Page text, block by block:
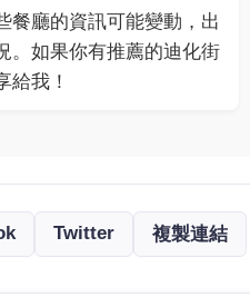
餐廳的資訊可能變動，出
。如果你有推薦的迪化街
給我！
Twitter 複製連結